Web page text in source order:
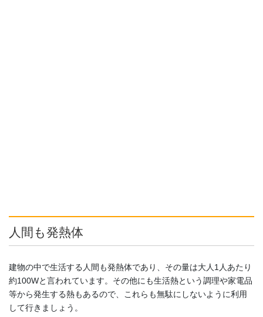
人間も発熱体
建物の中で生活する人間も発熱体であり、その量は大人1人あたり
約100Wと言われています。その他にも生活熱という調理や家電品
等から発生する熱もあるので、これらも無駄にしないように利用
して行きましょう。